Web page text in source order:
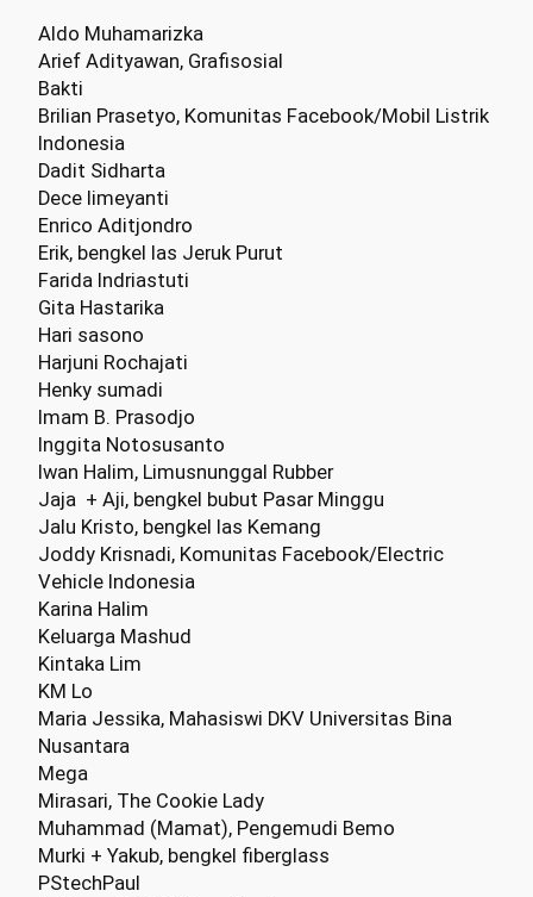
Aldo Muhamarizka
Arief Adityawan, Grafisosial
Bakti
Brilian Prasetyo, Komunitas Facebook/Mobil Listrik
Indonesia
Dadit Sidharta
Dece limeyanti
Enrico Aditjondro
Erik, bengkel las Jeruk Purut
Farida Indriastuti
Gita Hastarika
Hari sasono
Harjuni Rochajati
Henky sumadi
Imam B. Prasodjo
Inggita Notosusanto
Iwan Halim, Limusnunggal Rubber
Jaja + Aji, bengkel bubut Pasar Minggu
Jalu Kristo, bengkel las Kemang
Joddy Krisnadi, Komunitas Facebook/Electric
Vehicle Indonesia
Karina Halim
Keluarga Mashud
Kintaka Lim
KM Lo
Maria Jessika, Mahasiswi DKV Universitas Bina
Nusantara
Mega
Mirasari, The Cookie Lady
Muhammad (Mamat), Pengemudi Bemo
Murki + Yakub, bengkel fiberglass
PStechPaul